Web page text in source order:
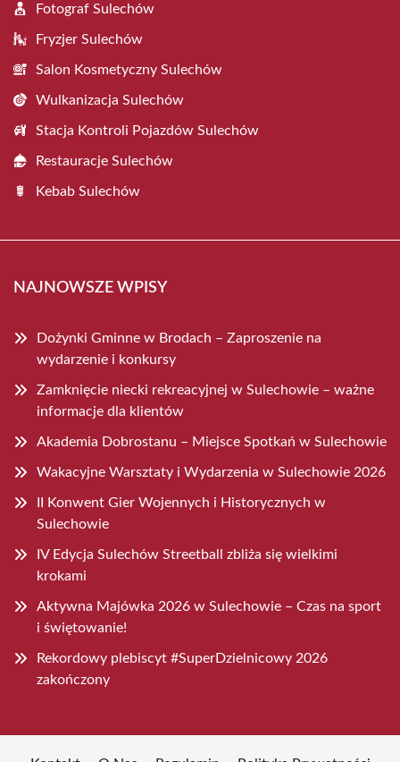
Fotograf Sulechów
Fryzjer Sulechów
Salon Kosmetyczny Sulechów
Wulkanizacja Sulechów
Stacja Kontroli Pojazdów Sulechów
Restauracje Sulechów
Kebab Sulechów
NAJNOWSZE WPISY
Dożynki Gminne w Brodach – Zaproszenie na
wydarzenie i konkursy
Zamknięcie niecki rekreacyjnej w Sulechowie – ważne
informacje dla klientów
Akademia Dobrostanu – Miejsce Spotkań w Sulechowie
Wakacyjne Warsztaty i Wydarzenia w Sulechowie 2026
II Konwent Gier Wojennych i Historycznych w
Sulechowie
IV Edycja Sulechów Streetball zbliża się wielkimi
krokami
Aktywna Majówka 2026 w Sulechowie – Czas na sport
i świętowanie!
Rekordowy plebiscyt #SuperDzielnicowy 2026
zakończony